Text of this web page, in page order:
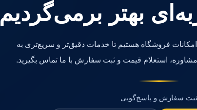
بهتر برمی‌گردیم
فروشگاه هستیم تا خدمات دقیق‌تر و سریع‌تری به
استعلام قیمت و ثبت سفارش با ما تماس بگیرید.
ثبت سفارش و پاسخ‌گویی